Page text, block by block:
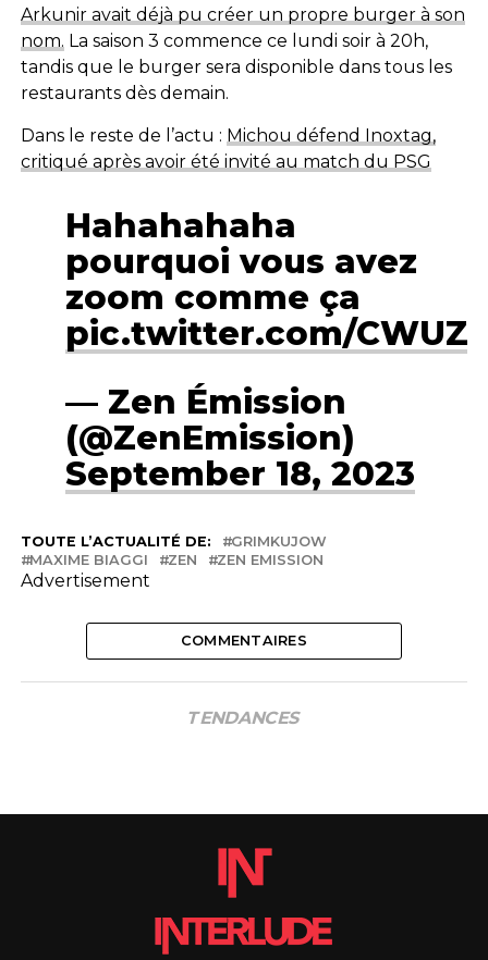
Arkunir avait déjà pu créer un propre burger à son
nom. La saison 3 commence ce lundi soir à 20h,
tandis que le burger sera disponible dans tous les
restaurants dès demain.
Dans le reste de l’actu : Michou défend Inoxtag,
critiqué après avoir été invité au match du PSG
Hahahahaha
pourquoi vous avez
zoom comme ça
pic.twitter.com/
— Zen Émission
(@ZenEmission)
September 18, 2023
TOUTE L’ACTUALITÉ DE:
GRIMKUJOW
MAXIME BIAGGI
ZEN ZEN EMISSION
Advertisement
COMMENTAIRES
TENDANCES